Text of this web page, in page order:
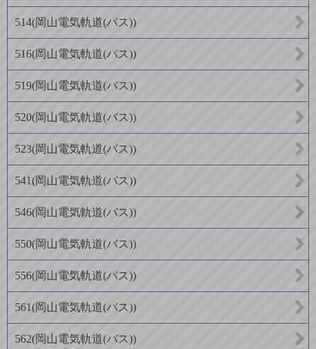
514(岡山電気軌道(バス))
516(岡山電気軌道(バス))
519(岡山電気軌道(バス))
520(岡山電気軌道(バス))
523(岡山電気軌道(バス))
541(岡山電気軌道(バス))
546(岡山電気軌道(バス))
550(岡山電気軌道(バス))
556(岡山電気軌道(バス))
561(岡山電気軌道(バス))
562(岡山電気軌道(バス))